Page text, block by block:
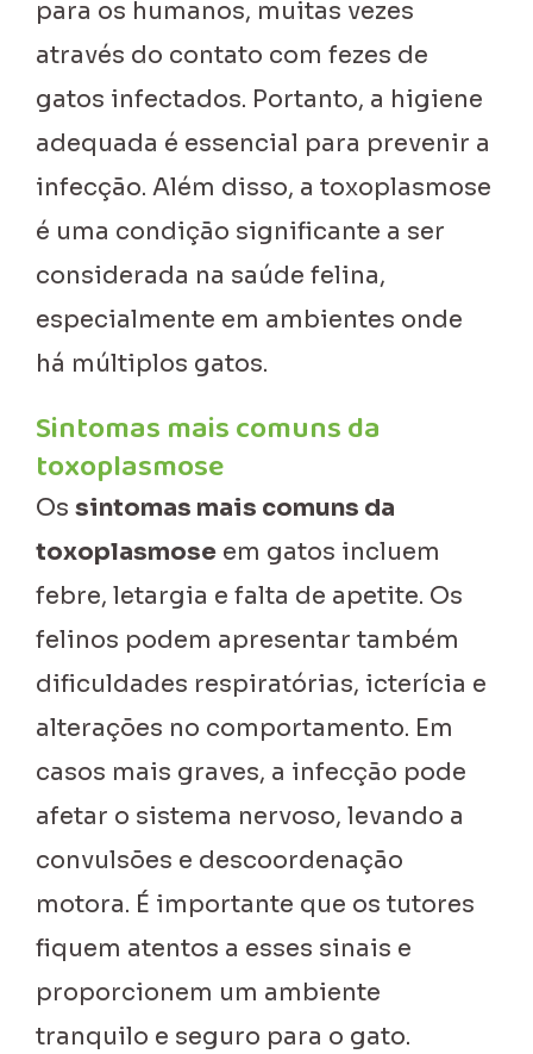
para os humanos, muitas vezes
através do contato com fezes de
gatos infectados. Portanto, a higiene
adequada é essencial para prevenir a
infecção. Além disso, a toxoplasmose
é uma condição significante a ser
considerada na saúde felina,
especialmente em ambientes onde
há múltiplos gatos.
Sintomas mais comuns da
toxoplasmose
Os sintomas mais comuns da
toxoplasmose em gatos incluem
febre, letargia e falta de apetite. Os
felinos podem apresentar também
dificuldades respiratórias, icterícia e
alterações no comportamento. Em
casos mais graves, a infecção pode
afetar o sistema nervoso, levando a
convulsões e descoordenação
motora. É importante que os tutores
fiquem atentos a esses sinais e
proporcionem um ambiente
tranquilo e seguro para o gato.